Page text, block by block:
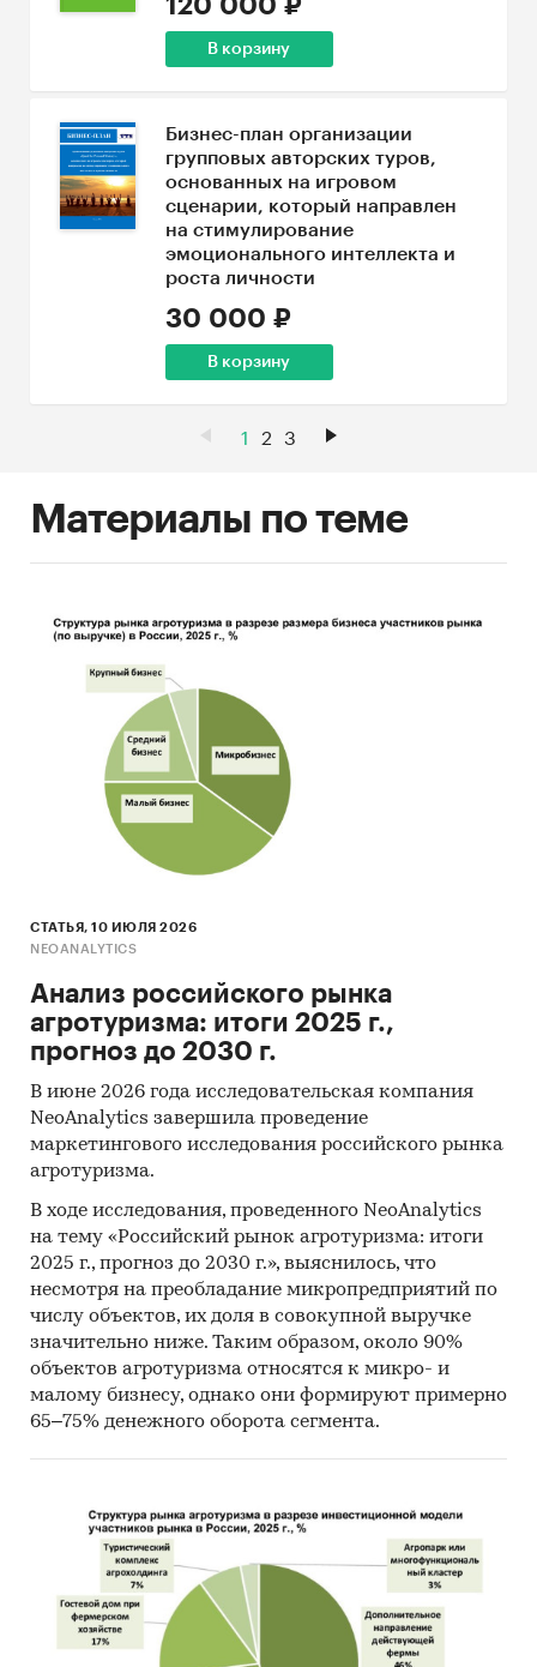
120 000 ₽
В корзину
Бизнес-план организации
групповых авторских туров,
основанных на игровом
сценарии, который направлен
на стимулирование
эмоционального интеллекта и
роста личности
30 000 ₽
В корзину
1 2 3
Материалы по теме
СТАТЬЯ, 10 ИЮЛЯ 2026
NEOANALYTICS
Анализ российского рынка
агротуризма: итоги 2025 г.,
прогноз до 2030 г.
В июне 2026 года исследовательская компания
NeoAnalytics завершила проведение
маркетингового исследования российского рынка
агротуризма.
В ходе исследования, проведенного NeoAnalytics
на тему «Российский рынок агротуризма: итоги
2025 г., прогноз до 2030 г.», выяснилось, что
несмотря на преобладание микропредприятий по
числу объектов, их доля в совокупной выручке
значительно ниже. Таким образом, около 90%
объектов агротуризма относятся к микро- и
малому бизнесу, однако они формируют примерно
65–75% денежного оборота сегмента.